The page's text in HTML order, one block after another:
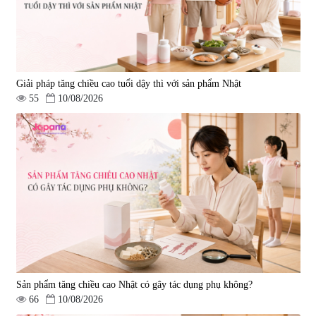
Giải pháp tăng chiều cao tuổi dậy thì với sản phẩm Nhật
55
10/08/2026
Sản phẩm tăng chiều cao Nhật có gây tác dụng phụ không?
66
10/08/2026